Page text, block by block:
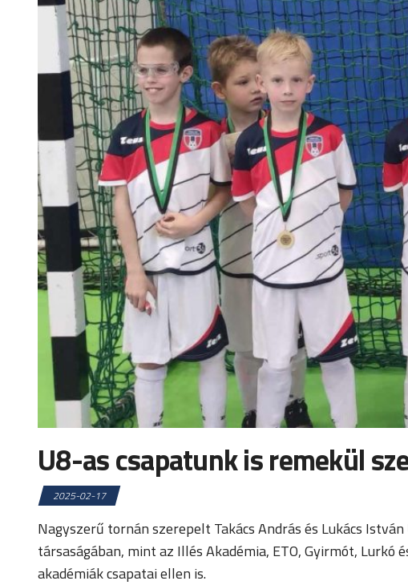
U8-as csapatunk is remekül
2025-02-17
Nagyszerű tornán szerepelt Takács András és Lukács
társaságában, mint az Illés Akadémia, ETO, Gyirmót,
akadémiák csapatai ellen is.